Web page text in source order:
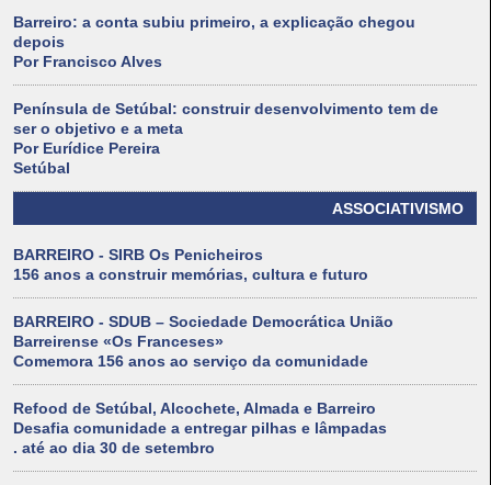
Barreiro: a conta subiu primeiro, a explicação chegou
depois
Por Francisco Alves
Península de Setúbal: construir desenvolvimento tem de
ser o objetivo e a meta
Por Eurídice Pereira
Setúbal
ASSOCIATIVISMO
BARREIRO - SIRB Os Penicheiros
156 anos a construir memórias, cultura e futuro
BARREIRO - SDUB – Sociedade Democrática União
Barreirense «Os Franceses»
Comemora 156 anos ao serviço da comunidade
Refood de Setúbal, Alcochete, Almada e Barreiro
Desafia comunidade a entregar pilhas e lâmpadas
. até ao dia 30 de setembro